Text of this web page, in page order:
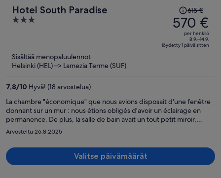
Hotel South Paradise
3
5
Hinta
oli
615 €,
hinta
on
615 €
570 €
per henkilö
8.9.–14.9.
löydetty 1 päivä sitten
Sisältää menopaluulennot
Helsinki (HEL) –> Lamezia Terme (SUF)
7,8/10 Hyvä! (18 arvostelua)
La chambre "économique" que nous avions disposait d'une fenêtre
donnant sur un mur : nous étions obligés d'avoir un éclairage en
permanence. De plus, la salle de bain avait un tout petit miroir,
difficile d'accès si on est de petite taille.
Arvosteltu 26.8.2025
Valitse päivämäärät